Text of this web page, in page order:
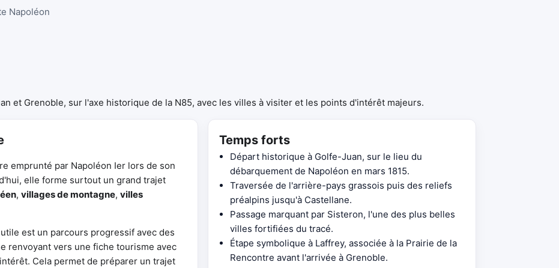
Napoléon
et Grenoble, sur l'axe historique de la N85, avec les villes à visiter et les points d'intérêt majeurs.
emprunté par Napoléon Ier lors de son
elle forme surtout un grand trajet
, villages de montagne, villes
est un parcours progressif avec des
renvoyant vers une fiche tourisme avec
Cela permet de préparer un trajet
Temps forts
Départ historique à Golfe-Juan, sur le lieu du
débarquement de Napoléon en mars 1815.
Traversée de l'arrière-pays grassois puis des reliefs
préalpins jusqu'à Castellane.
Passage marquant par Sisteron, l'une des plus belles
villes fortifiées du tracé.
Étape symbolique à Laffrey, associée à la Prairie de la
Rencontre avant l'arrivée à Grenoble.